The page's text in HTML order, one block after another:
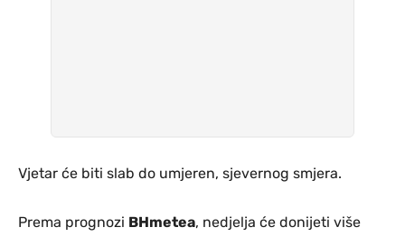
Vjetar će biti slab do umjeren, sjevernog smjera.
Prema prognozi BHmetea, nedjelja će donijeti više